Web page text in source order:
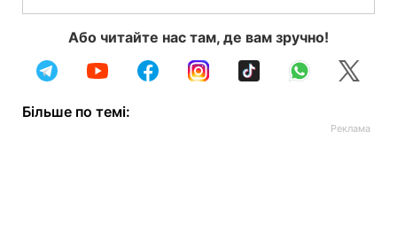
Або читайте нас там, де вам зручно!
Більше по темі: